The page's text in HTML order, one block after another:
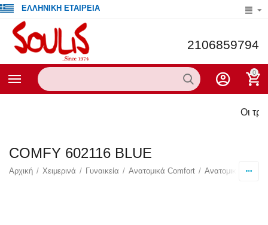
ΕΛΛΗΝΙΚΗ ΕΤΑΙΡΕΙΑ
2106859794
0
Οι
COMFY 602116 BLUE
Αρχική / Χειμερινά / Γυναικεία / Ανατομικά Comfort / Ανατομικές